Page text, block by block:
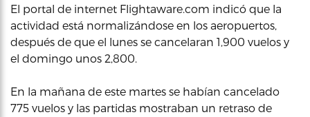
El portal de internet Flightaware.com indicó que la
actividad está normalizándose en los aeropuertos,
después de que el lunes se cancelaran 1,900 vuelos y
el domingo unos 2,800.
En la mañana de este martes se habían cancelado
775 vuelos y las partidas mostraban un retraso de